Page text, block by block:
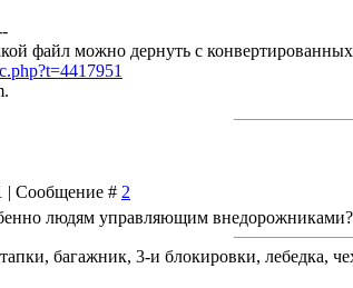
файл можно дернуть с
| Сообщение # 2
людям управляющим внедорожниками?
багажник, 3-и блокировки, лебедка,